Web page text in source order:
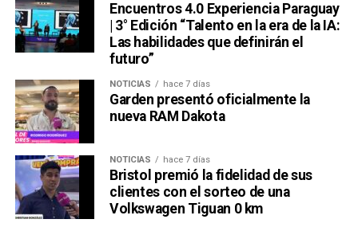
Encuentros 4.0 Experiencia Paraguay
| 3° Edición “Talento en la era de la IA:
Las habilidades que definirán el
futuro”
NOTICIAS hace 7 días
Garden presentó oficialmente la
nueva RAM Dakota
NOTICIAS hace 7 días
Bristol premió la fidelidad de sus
clientes con el sorteo de una
Volkswagen Tiguan 0 km